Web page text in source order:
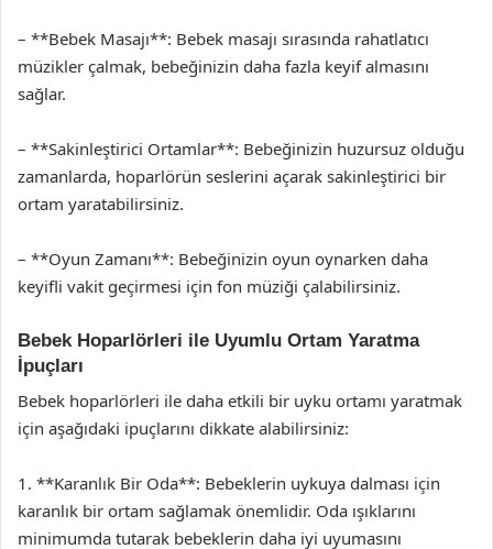
– **Bebek Masajı**: Bebek masajı sırasında rahatlatıcı
müzikler çalmak, bebeğinizin daha fazla keyif almasını
sağlar.
– **Sakinleştirici Ortamlar**: Bebeğinizin huzursuz olduğu
zamanlarda, hoparlörün seslerini açarak sakinleştirici bir
ortam yaratabilirsiniz.
– **Oyun Zamanı**: Bebeğinizin oyun oynarken daha
keyifli vakit geçirmesi için fon müziği çalabilirsiniz.
Bebek Hoparlörleri ile Uyumlu Ortam Yaratma
İpuçları
Bebek hoparlörleri ile daha etkili bir uyku ortamı yaratmak
için aşağıdaki ipuçlarını dikkate alabilirsiniz:
1. **Karanlık Bir Oda**: Bebeklerin uykuya dalması için
karanlık bir ortam sağlamak önemlidir. Oda ışıklarını
minimumda tutarak bebeklerin daha iyi uyumasını